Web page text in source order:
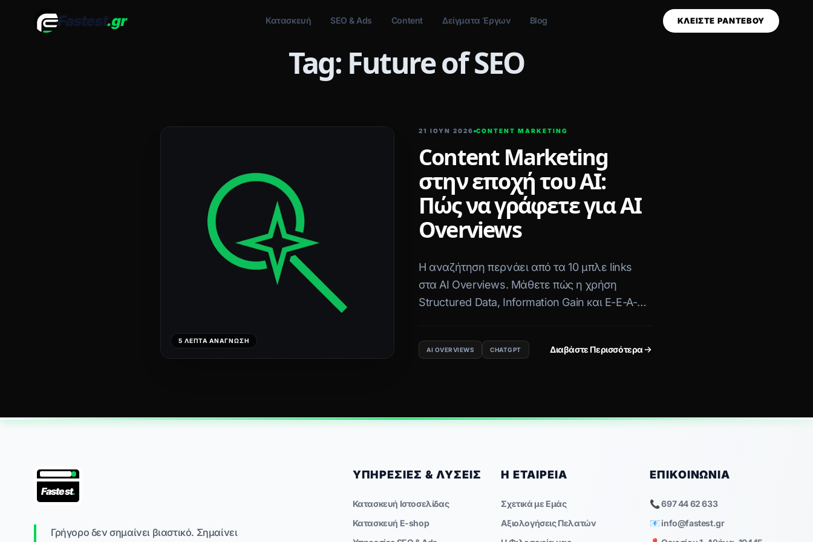
Fastest.gr Κατασκευή SEO & Ads Content Δείγματα Έργων Blog ΚΛΕΙΣΤΕ ΡΑΝΤΕΒΟΥ
Tag: Future of SEO
5 ΛΕΠΤΆ ΑΝΆΓΝΩΣΗ
21 ΙΟΥΝ 2026 CONTENT MARKETING
Content Marketing
στην εποχή του AI:
Πώς να γράφετε για AI
Overviews
Η αναζήτηση περνάει από τα 10 μπλε links
στα AI Overviews. Μάθετε πώς η χρήση
Structured Data, Information Gain και E-E-A-T
AI OVERVIEWS CHATGPT Διαβάστε Περισσότερα
Fastest.
Γρήγορο δεν σημαίνει βιαστικό. Σημαίνει
ΥΠΗΡΕΣΊΕΣ & ΛΎΣΕΙΣ
Κατασκευή Ιστοσελίδας
Κατασκευή E-shop
Η ΕΤΑΙΡΕΊΑ
Σχετικά με Εμάς
Αξιολογήσεις Πελατών
ΕΠΙΚΟΙΝΩΝΊΑ
📞 697 44 62 633
📧info@fastest.gr